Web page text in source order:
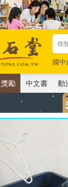
國
唯紅
勵 中文書 動